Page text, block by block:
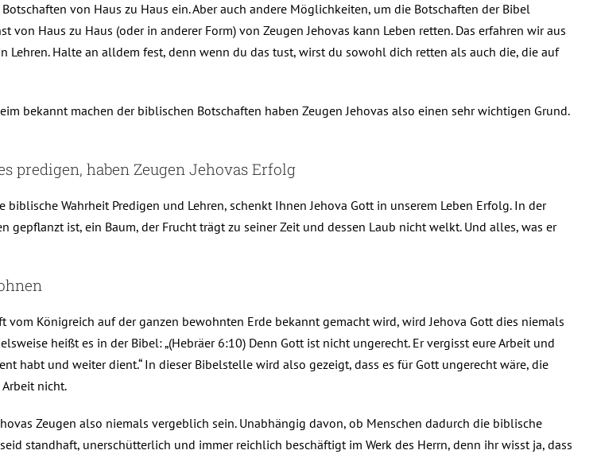
von Haus zu Haus ein. Aber auch andere Möglichkeiten, um die Botschaften der Bibel
Haus zu Haus (oder in anderer Form) von Zeugen Jehovas kann Leben retten. Das erfahren wir aus
Lehren. Halte an alldem fest, denn wenn du das tust, wirst du sowohl dich retten als auch die, die auf
bekannt machen der biblischen Botschaften haben Zeugen Jehovas also einen sehr wichtigen Grund.
predigen, haben Zeugen Jehovas Erfolg
Wahrheit Predigen und Lehren, schenkt Ihnen Jehova Gott in unserem Leben Erfolg. In der
gepflanzt ist, ein Baum, der Frucht trägt zu seiner Zeit und dessen Laub nicht welkt. Und alles, was er
Königreich auf der ganzen bewohnten Erde bekannt gemacht wird, wird Jehova Gott dies niemals
heißt es in der Bibel: „(Hebräer 6:10) Denn Gott ist nicht ungerecht. Er vergisst eure Arbeit und
habt und weiter dient.“ In dieser Bibelstelle wird also gezeigt, dass es für Gott ungerecht wäre, die
nicht.
Zeugen also niemals vergeblich sein. Unabhängig davon, ob Menschen dadurch die biblische
standhaft, unerschütterlich und immer reichlich beschäftigt im Werk des Herrn, denn ihr wisst ja, dass